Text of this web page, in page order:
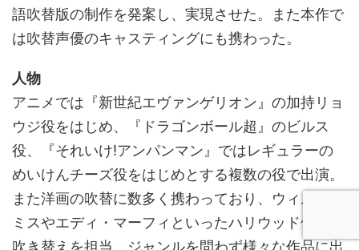
語吹替版の制作を発案し、実現させた。また本作で
は吹替声優のキャスティングにも携わった。
人物
アニメでは『新世紀エヴァンゲリオン』の加持リョ
ウジ役をはじめ、『ドラゴンボール超』のビルス
役、『それいけ!アンパンマン』ではレギュラーの
めいけんチーズ役をはじめとする複数の役で出演。
また洋画の吹替に数多く携わっており、ウィル・ス
ミスやエディ・マーフィといったハリウッド俳優の
吹き替えを担当。ジャンルを問わず様々な作品に出